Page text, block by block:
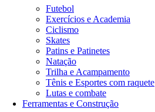
Futebol
Exercícios e Academia
Ciclismo
Skates
Patins e Patinetes
Natação
Trilha e Acampamento
Tênis e Esportes com raquete
Lutas e combate
Ferramentas e Construção